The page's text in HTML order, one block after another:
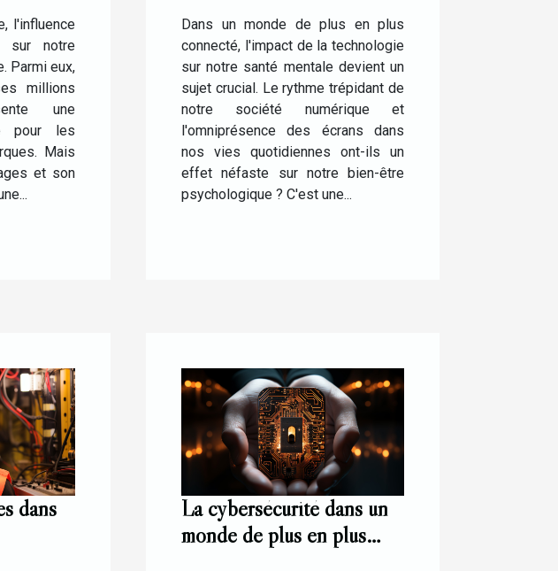
l'influence
sur notre
Parmi eux,
millions
une
pour les
Mais
et son
Dans un monde de plus en plus
connecté, l'impact de la technologie
sur notre santé mentale devient un
sujet crucial. Le rythme trépidant de
notre société numérique et
l'omniprésence des écrans dans
nos vies quotidiennes ont-ils un
effet néfaste sur notre bien-être
psychologique ? C'est une...
dans
La cybersécurité dans un
monde de plus en plus